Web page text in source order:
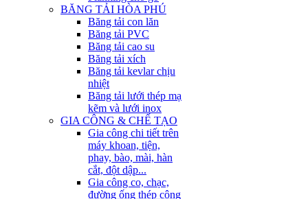
BĂNG TẢI HÒA PHÚ
Băng tải con lăn
Băng tải PVC
Băng tải cao su
Băng tải xích
Băng tải kevlar chịu
nhiệt
Băng tải lưới thép mạ
kẽm và lưới inox
GIA CÔNG & CHẾ TẠO
Gia công chi tiết trên
máy khoan, tiện,
phay, bào, mài, hàn
cắt, đột dập...
Gia công co, chạc,
đường ống thép công